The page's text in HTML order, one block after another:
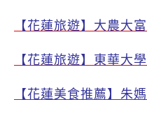
【花蓮旅遊】大農大
【花蓮旅遊】東華大
【花蓮美食推薦】朱